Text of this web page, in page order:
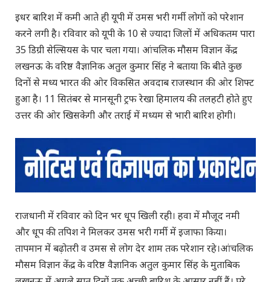
इधर बारिश में कमी आते ही यूपी में उमस भरी गर्मी लोगों को परेशान
करने लगी है। रविवार को यूपी के 10 से ज्यादा जिलों में अधिकतम पारा
35 डिग्री सेल्सियस के पार चला गया। आंचलिक मौसम विज्ञान केंद्र
लखनऊ के वरिष्ठ वैज्ञानिक अतुल कुमार सिंह ने बताया कि बीते कुछ
दिनों से मध्य भारत की ओर विकसित अवदाब राजस्थान की ओर शिफ्ट
हुआ है। 11 सितंबर से मानसूनी ट्रफ रेखा हिमालय की तलहटी होते हुए
उत्तर की ओर खिसकेगी और तराई में मध्यम से भारी बारिश होगी।
राजधानी में रविवार को दिन भर धूप खिली रही। हवा में माैजूद नमी
और धूप की तपिश ने मिलकर उमस भरी गर्मी में इजाफा किया।
तापमान में बढ़ोतरी व उमस से लोग देर शाम तक परेशान रहे।आंचलिक
माैसम विज्ञान केंद्र के वरिष्ठ वैज्ञानिक अतुल कुमार सिंह के मुताबिक